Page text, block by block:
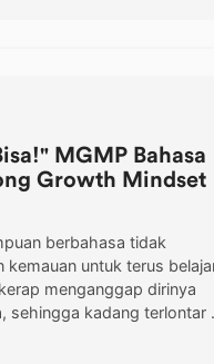
MGMP Bahasa
Growth Mindset
berbahasa tidak
untuk terus
menganggap dirinya
sehingga kadang terlontar